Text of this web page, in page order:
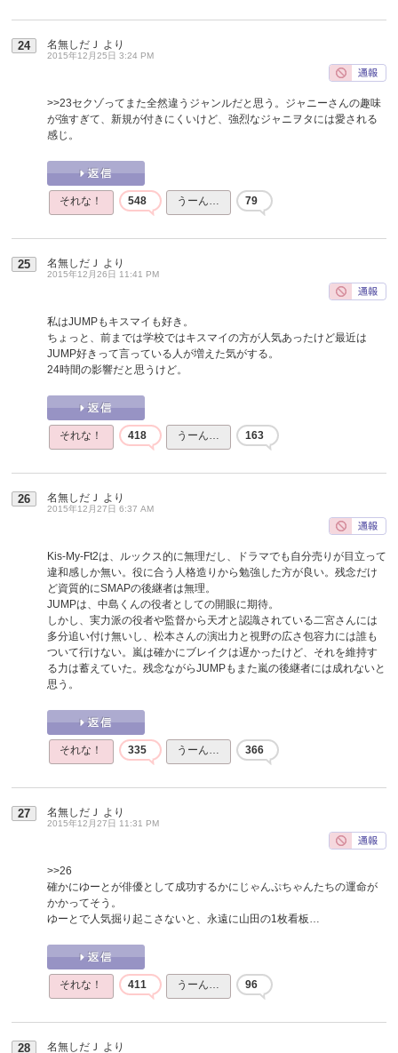
24 名無しだＪ より
2015年12月25日 3:24 PM
>>23セクゾってまた全然違うジャンルだと思う。ジャニーさんの趣味
が強すぎて、新規が付きにくいけど、強烈なジャニヲタには愛される
感じ。
それな！ 548 うーん… 79
25 名無しだＪ より
2015年12月26日 11:41 PM
私はJUMPもキスマイも好き。
ちょっと、前までは学校ではキスマイの方が人気あったけど最近は
JUMP好きって言っている人が増えた気がする。
24時間の影響だと思うけど。
それな！ 418 うーん… 163
26 名無しだＪ より
2015年12月27日 6:37 AM
Kis-My-Ft2は、ルックス的に無理だし、ドラマでも自分売りが目立って
違和感しか無い。役に合う人格造りから勉強した方が良い。残念だけ
ど資質的にSMAPの後継者は無理。
JUMPは、中島くんの役者としての開眼に期待。
しかし、実力派の役者や監督から天才と認識されている二宮さんには
多分追い付け無いし、松本さんの演出力と視野の広さ包容力には誰も
ついて行けない。嵐は確かにブレイクは遅かったけど、それを維持す
る力は蓄えていた。残念ながらJUMPもまた嵐の後継者には成れないと
思う。
それな！ 335 うーん… 366
27 名無しだＪ より
2015年12月27日 11:31 PM
>>26
確かにゆーとが俳優として成功するかにじゃんぷちゃんたちの運命が
かかってそう。
ゆーとで人気掘り起こさないと、永遠に山田の1枚看板…
それな！ 411 うーん… 96
28 名無しだＪ より